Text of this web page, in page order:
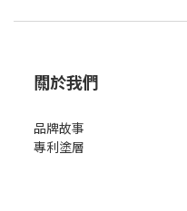
關於我們
品牌故事
專利塗層